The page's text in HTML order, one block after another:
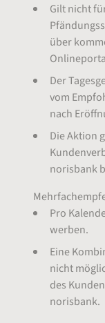
Gilt nicht
über
Der
vom
nach
Die Aktion
norisbank
Pro
werben.
Eine
nicht
des
norisbank.